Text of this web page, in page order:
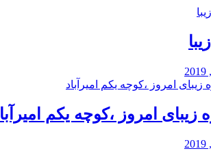
زیبای امروز ،کوچه یکم